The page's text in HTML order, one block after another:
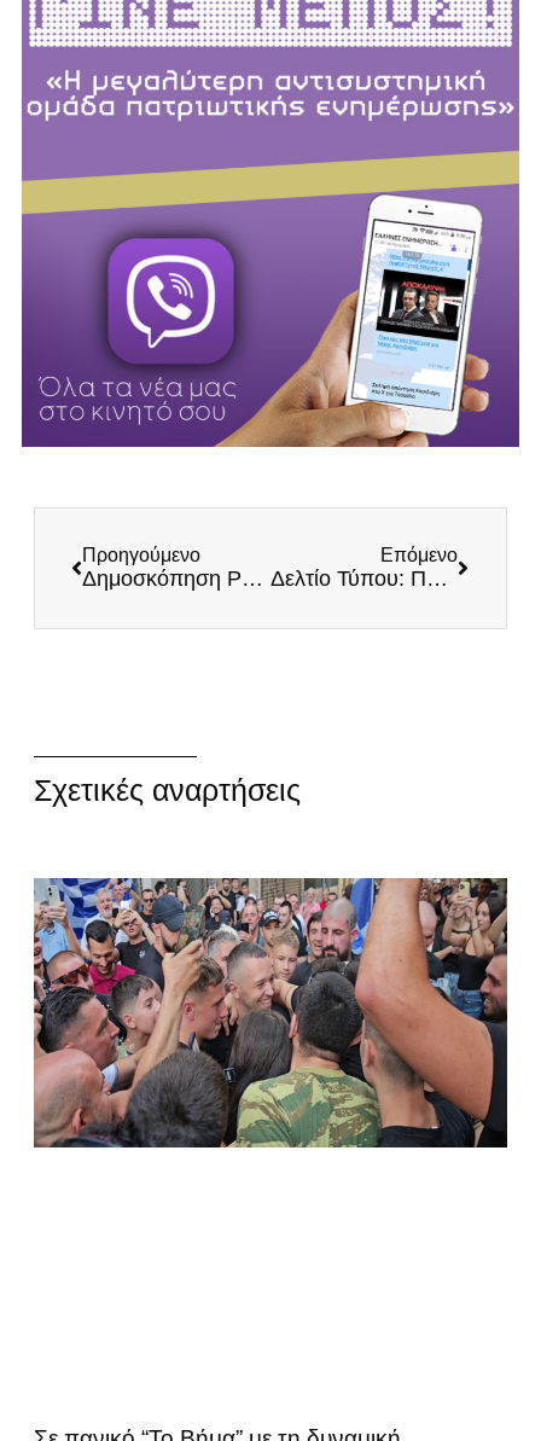
Προηγούμενο
Δημοσκόπηση Pulse: Ανοδική τάση και δυναμική εισόδου στη Βουλή οι ΕΛΛΗΝΕΣ
Επόμενο
Δελτίο Τύπου: Προσχηματικά θιασώτης της ειρήνης ο Μητσοτάκης
Σχετικές αναρτήσεις